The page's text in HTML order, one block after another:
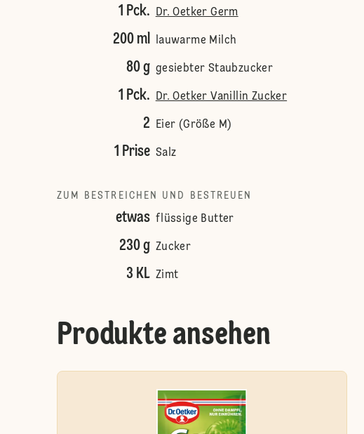
1 Pck. Dr. Oetker Germ
200 ml lauwarme Milch
80 g gesiebter Staubzucker
1 Pck. Dr. Oetker Vanillin Zucker
2 Eier (Größe M)
1 Prise Salz
ZUM BESTREICHEN UND BESTREUEN
etwas flüssige Butter
230 g Zucker
3 KL Zimt
Produkte ansehen